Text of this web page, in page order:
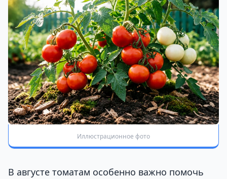
Иллюстрационное фото
В августе томатам особенно важно помочь